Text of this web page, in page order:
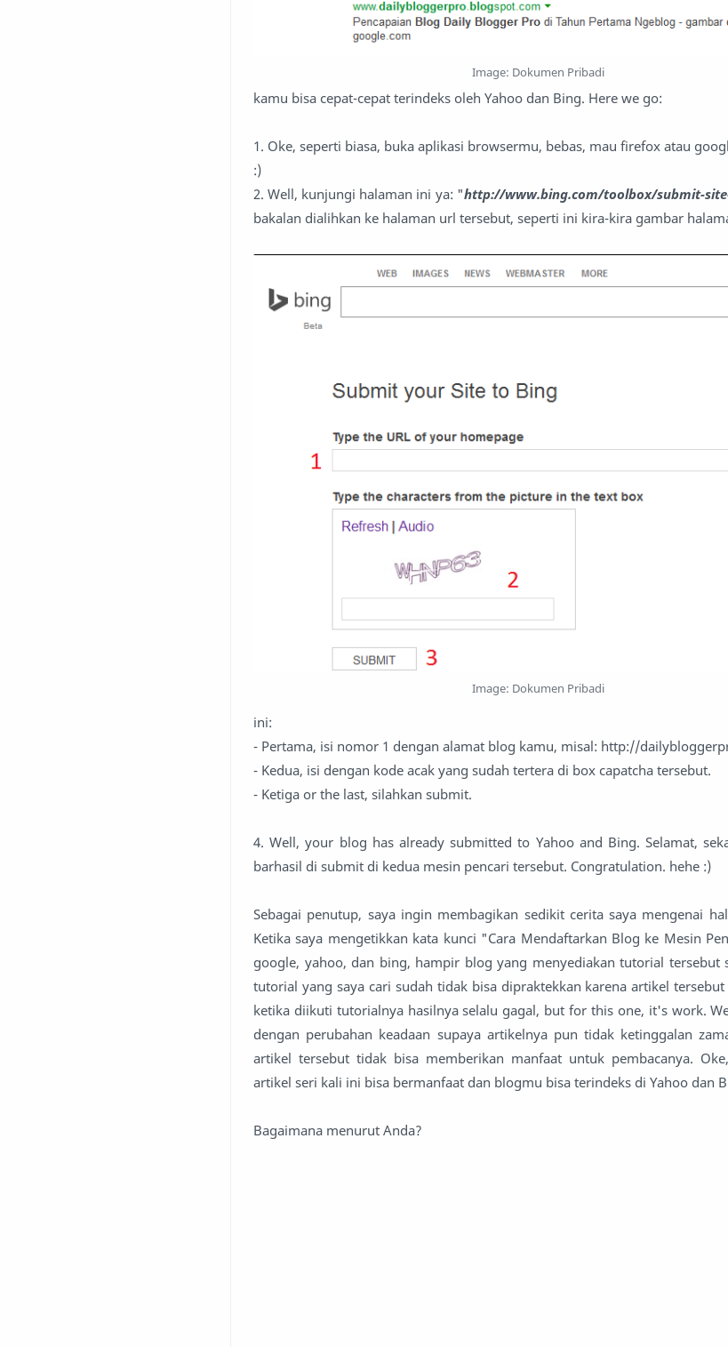
Image: Dokumen Pribadi
kamu bisa cepat-cepat terindeks oleh Yahoo dan Bing. Here we go:
1. Oke, seperti biasa, buka aplikasi browsermu, bebas, mau firefox atau
:)
2. Well, kunjungi halaman ini ya: "http://www.bing.com/toolbox/submit-
bakalan dialihkan ke halaman url tersebut, seperti ini kira-kira gambar
Image: Dokumen Pribadi
ini:
- Pertama, isi nomor 1 dengan alamat blog kamu, misal: http://
- Kedua, isi dengan kode acak yang sudah tertera di box capatcha tersebut.
- Ketiga or the last, silahkan submit.
4. Well, your blog has already submitted to Yahoo and Bing. Selamat,
barhasil di submit di kedua mesin pencari tersebut. Congratulation. hehe :)
Sebagai penutup, saya ingin membagikan sedikit cerita saya mengenai
Ketika saya mengetikkan kata kunci "Cara Mendaftarkan Blog ke Mesin
google, yahoo, dan bing, hampir blog yang menyediakan tutorial tersebut
tutorial yang saya cari sudah tidak bisa dipraktekkan karena artikel
ketika diikuti tutorialnya hasilnya selalu gagal, but for this one, it's work.
dengan perubahan keadaan supaya artikelnya pun tidak ketinggalan
artikel tersebut tidak bisa memberikan manfaat untuk pembacanya.
artikel seri kali ini bisa bermanfaat dan blogmu bisa terindeks di Yahoo dan
Bagaimana menurut Anda?